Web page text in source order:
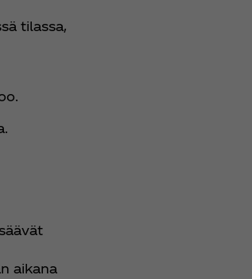
tilassa,
aikana